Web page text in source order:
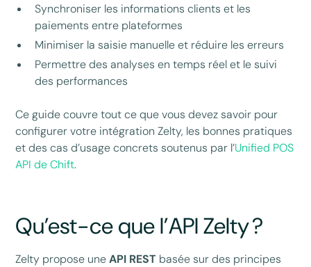
Synchroniser les informations clients et les
paiements entre plateformes
Minimiser la saisie manuelle et réduire les erreurs
Permettre des analyses en temps réel et le suivi
des performances
Ce guide couvre tout ce que vous devez savoir pour
configurer votre intégration Zelty, les bonnes pratiques
et des cas d’usage concrets soutenus par l’Unified POS
API de Chift.
Qu’est-ce que l’API Zelty ?
Zelty propose uneAPI REST basée sur des principes